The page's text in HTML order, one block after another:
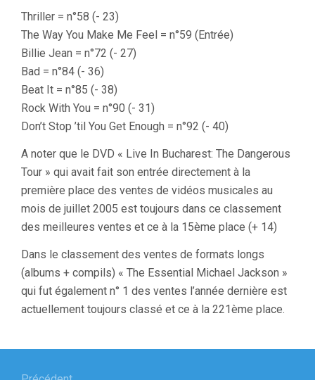
Thriller = n°58 (- 23)
The Way You Make Me Feel = n°59 (Entrée)
Billie Jean = n°72 (- 27)
Bad = n°84 (- 36)
Beat It = n°85 (- 38)
Rock With You = n°90 (- 31)
Don’t Stop ’til You Get Enough = n°92 (- 40)
A noter que le DVD « Live In Bucharest: The Dangerous
Tour » qui avait fait son entrée directement à la
première place des ventes de vidéos musicales au
mois de juillet 2005 est toujours dans ce classement
des meilleures ventes et ce à la 15ème place (+ 14)
Dans le classement des ventes de formats longs
(albums + compils) « The Essential Michael Jackson »
qui fut également n° 1 des ventes l’année dernière est
actuellement toujours classé et ce à la 221ème place.